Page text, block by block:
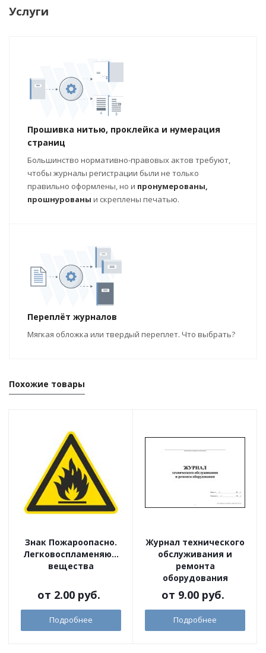
Услуги
Прошивка нитью, проклейка и нумерация
страниц
Большинство нормативно-правовых актов требуют,
чтобы журналы регистрации были не только
правильно оформлены, но и пронумерованы,
прошнурованы и скреплены печатью.
Переплёт журналов
Мягкая обложка или твердый переплет. Что выбрать?
Похожие товары
Знак Пожароопасно.
Легковоспламеняющиеся
вещества
от 2.00 руб.
Подробнее
Журнал технического
обслуживания и
ремонта
оборудования
от 9.00 руб.
Подробнее